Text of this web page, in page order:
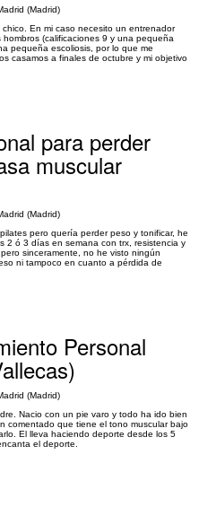
(Madrid)
En mi caso necesito un entrenador
(calificaciones 9 y una pequeña
pequeña escoliosis, por lo que me
casamos a finales de octubre y mi objetivo
para perder
muscular
(Madrid)
pero quería perder peso y tonificar, he
2 ó 3 días en semana con trx, resistencia y
sinceramente, no he visto ningún
ni tampoco en cuanto a pérdida de
Personal
(Madrid)
Nacio con un pie varo y todo ha ido bien
comentado que tiene el tono muscular bajo
El lleva haciendo deporte desde los 5
el deporte.